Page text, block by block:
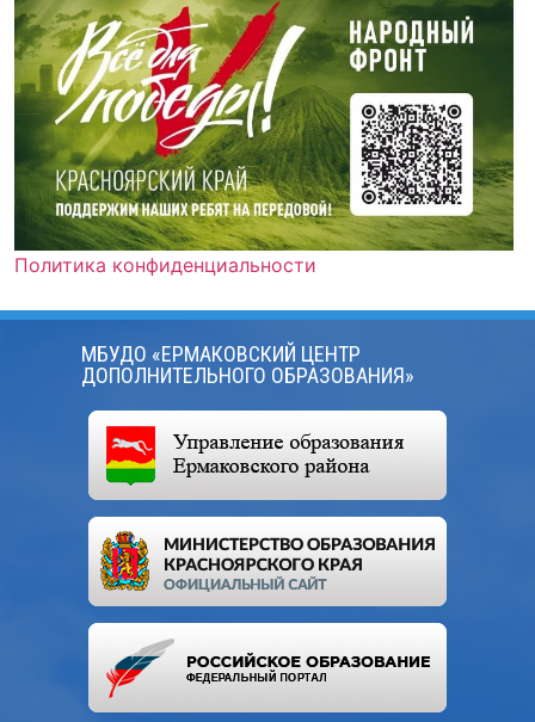
Политика конфиденциальности
МБУДО «ЕРМАКОВСКИЙ ЦЕНТР
ДОПОЛНИТЕЛЬНОГО ОБРАЗОВАНИЯ»